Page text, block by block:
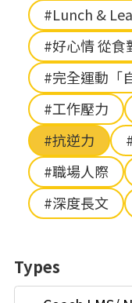
#Lunch &
#好心情 從食
#完全運動「
#工作壓力
#抗逆力
#職場人際
#深度長文
Types